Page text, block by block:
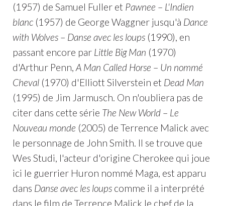
(1957) de Samuel Fuller et Pawnee – L'Indien
blanc(1957) de George Waggner jusqu'à Dance
with Wolves– Danse avec les loups(1990), en
passant encore par Little Big Man (1970)
d'Arthur Penn, A Man Called Horse – Un nommé
Cheval(1970) d'Elliott Silverstein et Dead Man
(1995) de Jim Jarmusch. On n'oubliera pas de
citer dans cette série The New World– Le
Nouveau monde (2005) de Terrence Malick avec
le personnage de John Smith. Il se trouve que
Wes Studi, l'acteur d'origine Cherokee qui joue
ici le guerrier Huron nommé Maga, est apparu
dans Danse avec les loupscomme il a interprété
dans le film de Terrence Malick le chef de la